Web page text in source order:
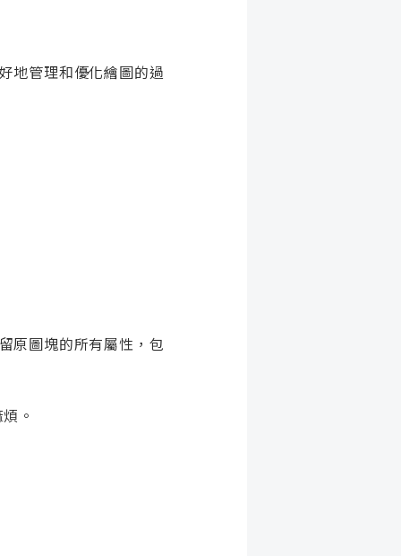
地管理和優化繪圖的過
原圖塊的所有屬性，包
。